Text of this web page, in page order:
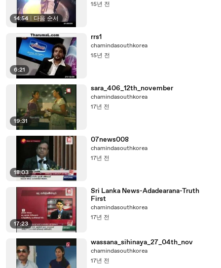
14:54 다음 순서
15년 전
6:21
rrs1
chamindasouthkorea
15년 전
19:31
sara_406_12th_november
chamindasouthkorea
17년 전
18:03
07news008
chamindasouthkorea
17년 전
17:23
Sri Lanka News-Adadearana-Truth
First
chamindasouthkorea
17년 전
wassana_sihinaya_27_04th_nov
chamindasouthkorea
17년 전